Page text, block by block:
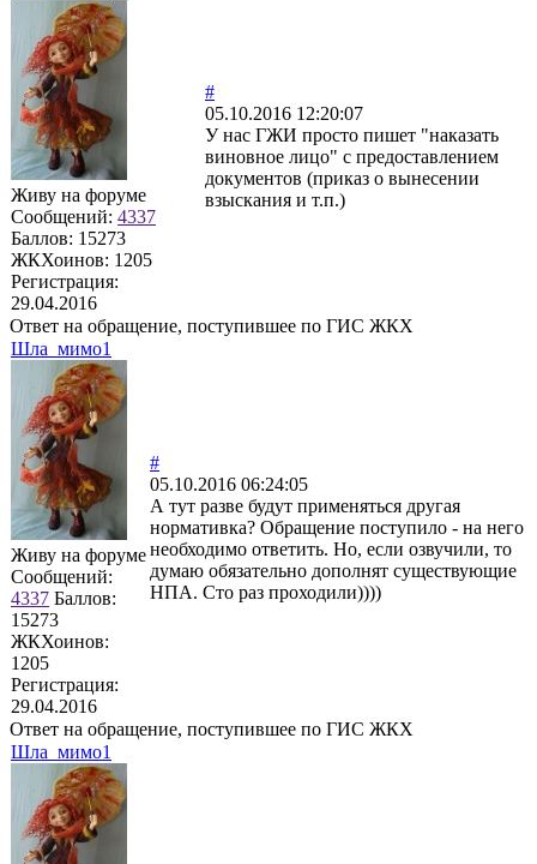
Живу на форуме
Сообщений: 4337
Баллов: 15273
ЖКХоинов: 1205
Регистрация:
29.04.2016
#
05.10.2016 12:20:07
У нас ГЖИ просто пишет "наказать
виновное лицо" с предоставлением
документов (приказ о вынесении
взыскания и т.п.)
Ответ на обращение, поступившее по ГИС ЖКХ
Шла_мимо1
Живу на форуме
Сообщений:
4337 Баллов:
15273
ЖКХоинов:
1205
Регистрация:
29.04.2016
#
05.10.2016 06:24:05
А тут разве будут применяться другая
нормативка? Обращение поступило - на него
необходимо ответить. Но, если озвучили, то
думаю обязательно дополнят существующие
НПА. Сто раз проходили))))
Ответ на обращение, поступившее по ГИС ЖКХ
Шла_мимо1